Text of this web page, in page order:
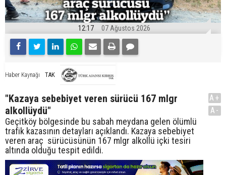
12:17 07 Ağustos 2026
Haber Kaynağı TAK
"Kazaya sebebiyet veren sürücü 167 mlgr
alkollüydü"
Geçitköy bölgesinde bu sabah meydana gelen ölümlü
trafik kazasının detayları açıklandı. Kazaya sebebiyet
veren araç sürücüsünün 167 mlgr alkollü içki tesiri
altında olduğu tespit edildi.
A+
A-